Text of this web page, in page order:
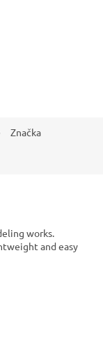
Značka
works.
and easy